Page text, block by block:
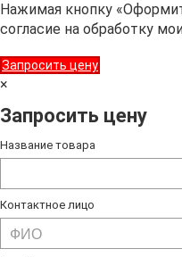
Нажимая кнопку
согласие на обработку
Запросить цену
×
Запросить цену
Название товара
Контактное лицо